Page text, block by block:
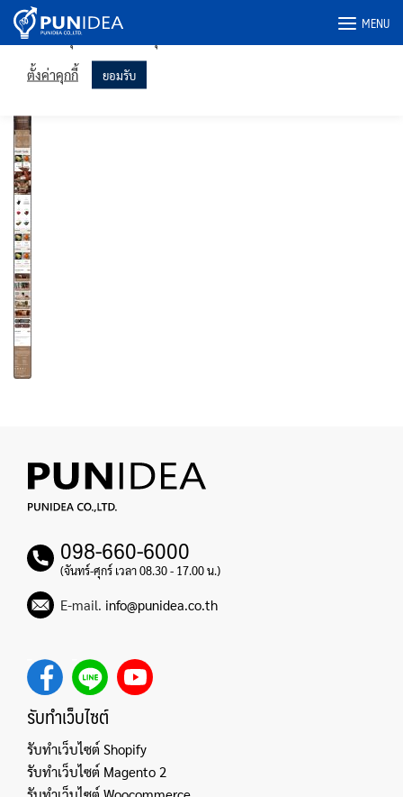
Skip
MENU
queencosy1973.com-phone
098-660-6000
(จันทร์-ศุกร์ เวลา 08.30 - 17.00 น.)
E-mail. info@punidea.co.th
รับทำเว็บไซต์
รับทำเว็บไซต์ Shopify
รับทำเว็บไซต์ Magento 2
รับทำเว็บไซต์ Woocommerce
เราใช้คุกกี้ในเว็บไซต์ของเราเพื่อให้คุณได้รับประสบการณ์ที่เกี่ยวข้อง
มากที่สุดโดยจดจำการตั้งค่าของคุณและเข้าชมซ้ำ การคลิก "ยอมรับ"
แสดงว่าคุณยินยอมให้ใช้คุกกี้ทั้งหมด
ตั้งค่าคุกกี้ ยอมรับ